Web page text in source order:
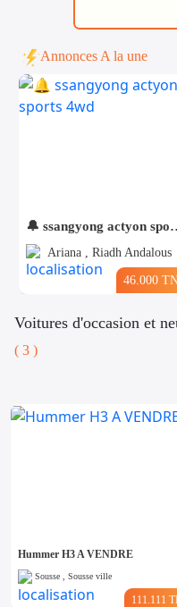
Annonces A la une
🔔
Ariana , Riadh Andalous
46.000
Voitures d'occasion et
( 3 )
Hummer H3 A VENDRE
Sousse , Sousse ville
111.111